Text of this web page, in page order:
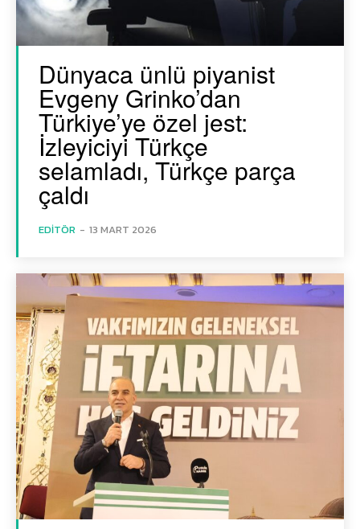
Dünyaca ünlü piyanist
Evgeny Grinko’dan
Türkiye’ye özel jest:
İzleyiciyi Türkçe
selamladı, Türkçe parça
çaldı
EDITÖR - 13 MART 2026